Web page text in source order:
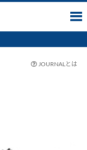
JOURNAL とは